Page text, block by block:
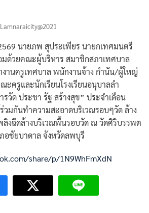
Lamnaraicity@2021
นายภพ สุประเพียร นายกเทศมนตรี
ด้วยคณะผู้บริหาร สมาชิกสภาเทศบาล
านครูเทศบาล พนักงานจ้าง กำนัน/ผู้ใหญ่
ครูและนักเรียนโรงเรียนอนุบาลลำ
รวัด ประชา รัฐ สร้างสุข” ประจำเดือน
วมกันทำความสะอาดบริเวณรอบๆวัด ล้าง
ลิงฉีดล้างบริเวณพื้นรอบวัด ณ วัดศิริบรรพต
อชัยบาดาล จังหวัดลพบุรี
share/p/1N9WhFmXdN